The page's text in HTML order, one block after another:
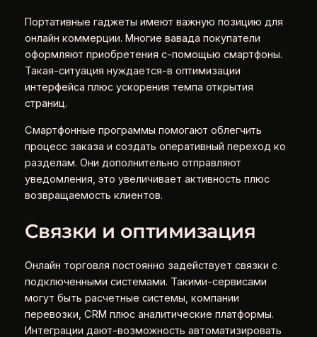
Портативные гаджеты имеют важную позицию для
онлайн коммерции. Многие вавада покупатели
оформляют приобретения с-помощью смартфоны.
Такая-ситуация нуждается-в оптимизации
интерфейса плюс ускорения темпа открытия
страниц.
Смартфонные программы помогают облегчить
процесс заказа и создать оперативный переход ко
разделам. Они дополнительно отправляют
уведомления, это увеличивает активность плюс
возвращаемость клиентов.
Связки и оптимизация
Онлайн торговля постоянно задействует связки с
подключенными системами. Такими-сервисами
могут быть расчетные системы, компании
перевозки, CRM плюс аналитические платформы.
Интеграции дают-возможность автоматизировать